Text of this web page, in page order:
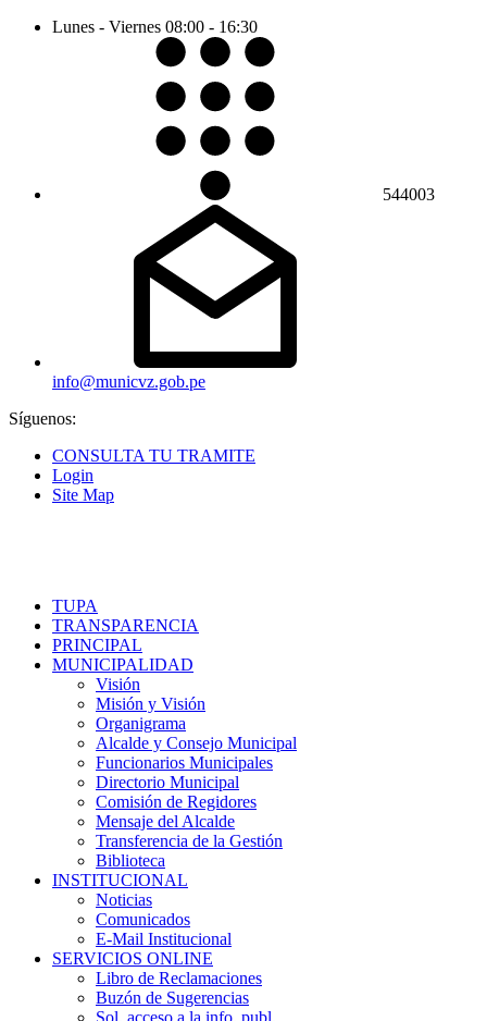
Lunes - Viernes 08:00 - 16:30
544003
info@municvz.gob.pe
Síguenos:
CONSULTA TU TRAMITE
Login
Site Map
TUPA
TRANSPARENCIA
PRINCIPAL
MUNICIPALIDAD
Visión
Misión y Visión
Organigrama
Alcalde y Consejo Municipal
Funcionarios Municipales
Directorio Municipal
Comisión de Regidores
Mensaje del Alcalde
Transferencia de la Gestión
Biblioteca
INSTITUCIONAL
Noticias
Comunicados
E-Mail Institucional
SERVICIOS ONLINE
Libro de Reclamaciones
Buzón de Sugerencias
Sol. acceso a la info. publ.